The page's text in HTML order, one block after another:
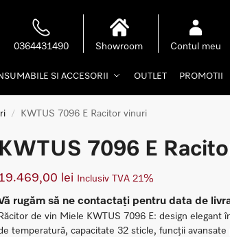
0364431490 Showroom Contul meu
SI ACCESORII OUTLET PROMOTII
/ KWTUS 7096 E Racitor vinuri
KWTUS 7096 E
lei Inclusiv TVA 21%
rugăm să ne contactați pentru data de
de vin Miele KWTUS 7096 E: design elegant
temperatură, capacitate 32 sticle, funcții avansate